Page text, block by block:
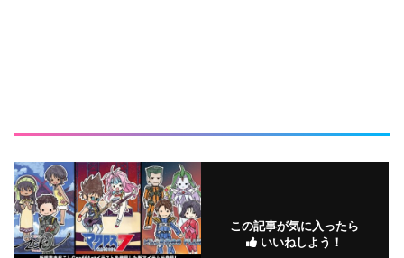
この記事が気に入ったら
いいねしよう！